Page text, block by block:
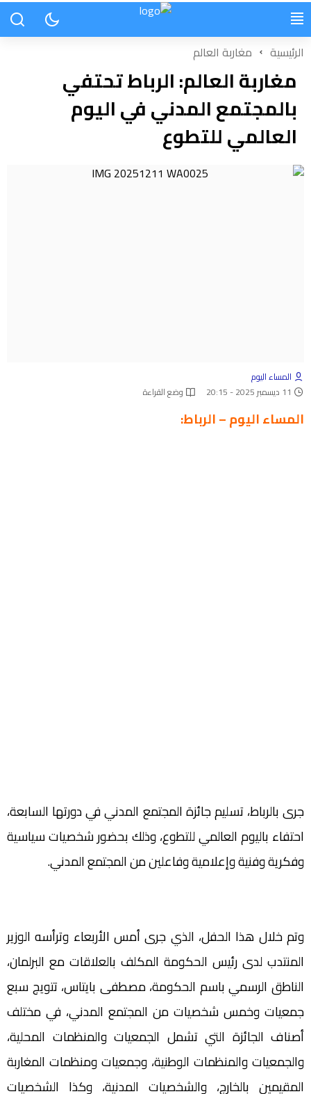
الرئيسية مغاربة العالم
مغاربة العالم: الرباط تحتفي
بالمجتمع المدني في اليوم
العالمي للتطوع
المساء اليوم
11 ديسمبر 2025 - 20:15
وضع القراءة
المساء اليوم – الرباط:
جرى بالرباط، تسليم جائزة المجتمع المدني في دورتها السابعة،
احتفاء باليوم العالمي للتطوع، وذلك بحضور شخصيات سياسية
وفكرية وفنية وإعلامية وفاعلين من المجتمع المدني.
وتم خلال هذا الحفل، الذي جرى أمس الأربعاء وترأسه الوزير
المنتدب لدى رئيس الحكومة المكلف بالعلاقات مع البرلمان،
الناطق الرسمي باسم الحكومة، مصطفى بايتاس، تتويج سبع
جمعيات وخمس شخصيات من المجتمع المدني، في مختلف
أصناف الجائزة التي تشمل الجمعيات والمنظمات المحلية،
والجمعيات والمنظمات الوطنية، وجمعيات ومنظمات المغاربة
المقيمين بالخارج، والشخصيات المدنية، وكذا الشخصيات